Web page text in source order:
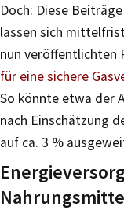
Doch: Diese
lassen sich
nun veröffentlichten
für eine sichere
So könnte etwa der
nach Einschätzung
auf ca. 3 %